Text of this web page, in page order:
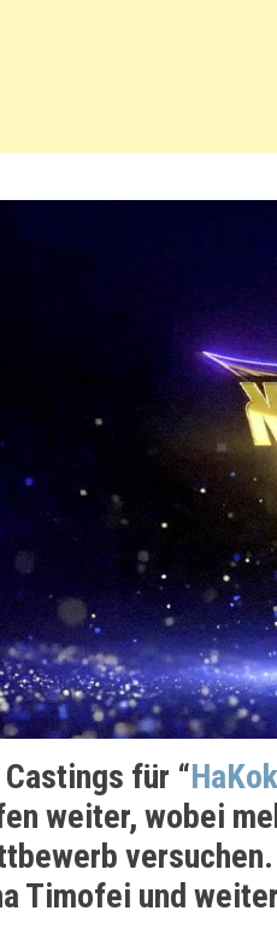
Castings für “
weiter, wobei
Timofei und